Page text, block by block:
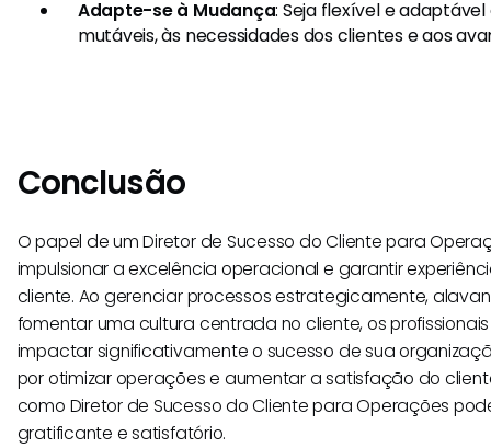
Adapte-se à Mudança: Seja flexível e
mutáveis, às necessidades dos clientes e aos
Conclusão
O papel de um Diretor de Sucesso do Cliente para
impulsionar a excelência operacional e garantir
cliente. Ao gerenciar processos estrategicamente,
fomentar uma cultura centrada no cliente, os
impactar significativamente o sucesso de sua
por otimizar operações e aumentar a satisfação do
como Diretor de Sucesso do Cliente para Operações
gratificante e satisfatório.